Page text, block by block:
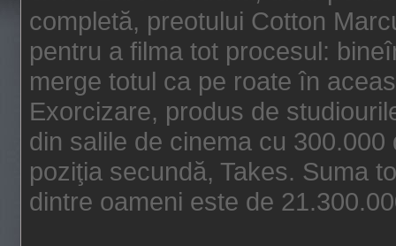
completă, preotului Cotton
pentru a filma tot procesul:
merge totul ca pe roate în
Exorcizare, produs de
din salile de cinema cu
poziţia secundă, Takes. Suma
dintre oameni este de